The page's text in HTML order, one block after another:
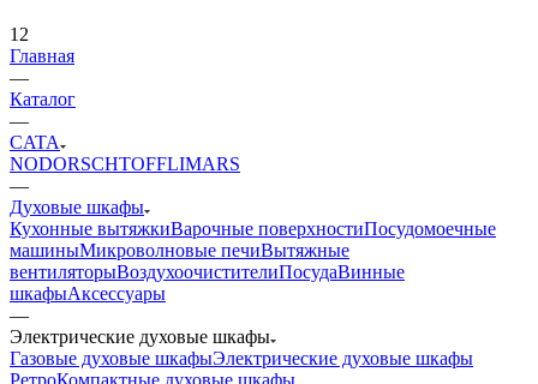
12
Главная
—
Каталог
—
CATA
NODORSCHTOFFLIMARS
—
Духовые шкафы
Кухонные вытяжкиВарочные поверхностиПосудомоечные
машиныМикроволновые печиВытяжные
вентиляторыВоздухоочистителиПосудаВинные
шкафыАксессуары
—
Электрические духовые шкафы
Газовые духовые шкафыЭлектрические духовые шкафы
РетроКомпактные духовые шкафы